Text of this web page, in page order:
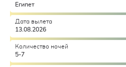
Египет
Дата вылета
13.08.2026
Количество ночей
5-7